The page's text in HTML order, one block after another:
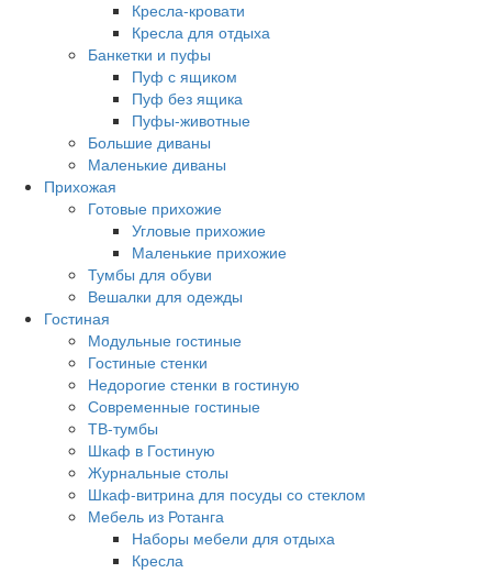
Кресла-кровати
Кресла для отдыха
Банкетки и пуфы
Пуф с ящиком
Пуф без ящика
Пуфы-животные
Большие диваны
Маленькие диваны
Прихожая
Готовые прихожие
Угловые прихожие
Маленькие прихожие
Тумбы для обуви
Вешалки для одежды
Гостиная
Модульные гостиные
Гостиные стенки
Недорогие стенки в гостиную
Современные гостиные
ТВ-тумбы
Шкаф в Гостиную
Журнальные столы
Шкаф-витрина для посуды со стеклом
Мебель из Ротанга
Наборы мебели для отдыха
Кресла